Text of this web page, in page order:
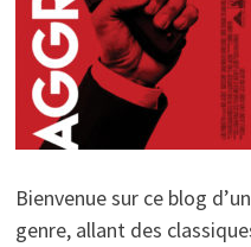
Bienvenue sur ce blog
genre, allant des